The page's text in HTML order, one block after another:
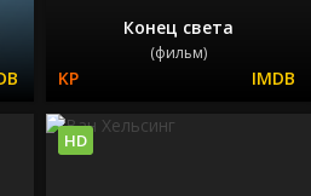
Конец света
(фильм)
HD